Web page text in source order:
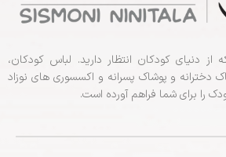
دنیای کودکان انتظار دارید. لباس کودکان،
دخترانه و پوشاک پسرانه و اکسسوری های نوزاد
را برای شما فراهم آورده است.